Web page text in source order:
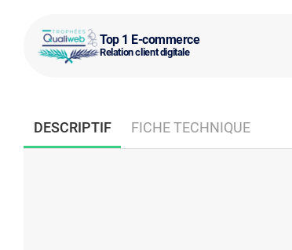
Top 1 E-commerce
Relation client digitale
DESCRIPTIF FICHE TECHNIQUE